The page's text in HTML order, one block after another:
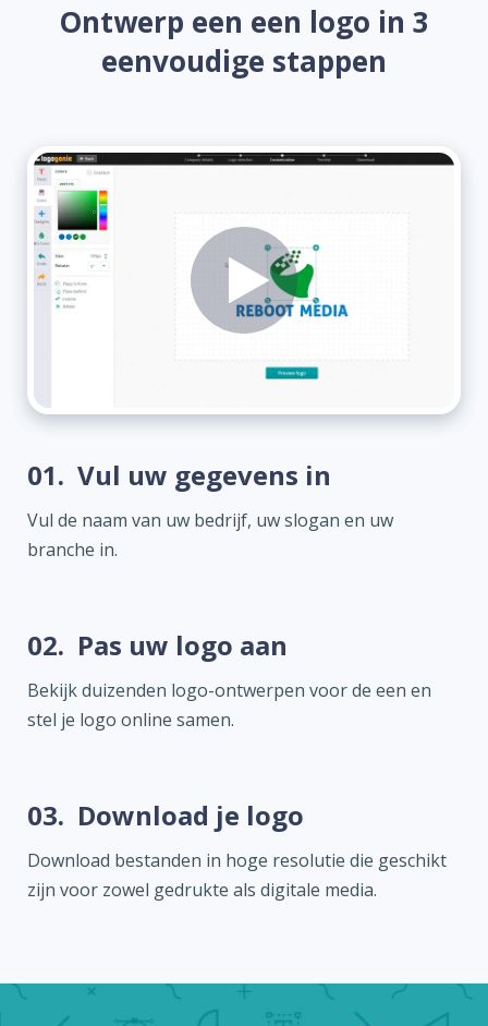
Ontwerp een een logo in 3
eenvoudige stappen
01. Vul uw gegevens in
Vul de naam van uw bedrijf, uw slogan en uw
branche in.
02. Pas uw logo aan
Bekijk duizenden logo-ontwerpen voor de een en
stel je logo online samen.
03. Download je logo
Download bestanden in hoge resolutie die geschikt
zijn voor zowel gedrukte als digitale media.